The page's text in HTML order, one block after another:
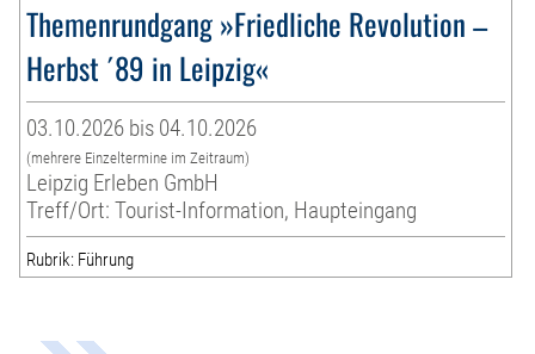
Themenrundgang »Friedliche Revolution –
Herbst ´89 in Leipzig«
03.10.2026 bis 04.10.2026
(mehrere Einzeltermine im Zeitraum)
Leipzig Erleben GmbH
Treff/Ort: Tourist-Information, Haupteingang
Rubrik: Führung